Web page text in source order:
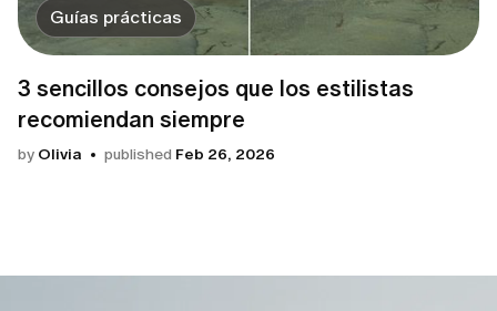
Guías prácticas
3 sencillos consejos que los estilistas
recomiendan siempre
by Olivia published Feb 26, 2026